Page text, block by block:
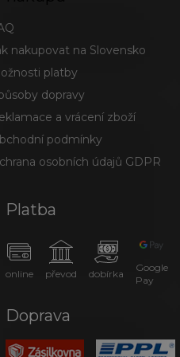
nakupovat na Slovensko
platby
dopravy
a vrácení zboží
podmínky
osobních údajů GDPR
Platba
online převod dobírka
Google
Pay
Doprava